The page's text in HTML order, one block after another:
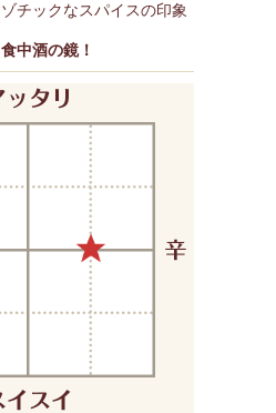
チックなスパイスの印象
中酒の鏡！